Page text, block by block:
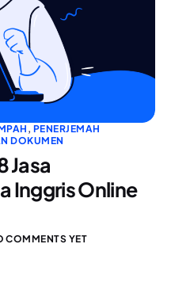
, PENERJEMAH
DOKUMEN
Jasa
Inggris Online
COMMENTS YET